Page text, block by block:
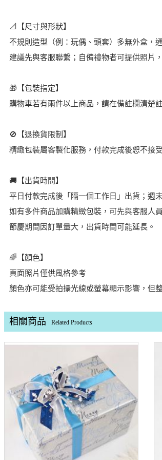
📐【尺寸與形狀】
不規則造型（例：玩偶、頭套）多無外盒，
建議先與客服聯繫；自備禮物者可提供照片
🎁【包裝指定】
購物車若有兩件以上商品，請在備註欄清楚
🚫【退換貨限制】
精緻包裝屬客製化服務，付款完成後恕不接
🚚【出貨時間】
平日付款完成後「隔一個工作日」出貨；週
如有多件商品加購精緻包裝，可先與客服人
節慶期間因訂單量大，出貨時間可能延長。
🌈【顏色】
頁面照片僅供風格參考
顏色亦可能受拍攝光線或螢幕顯示影響，但
相關商品 Related Products